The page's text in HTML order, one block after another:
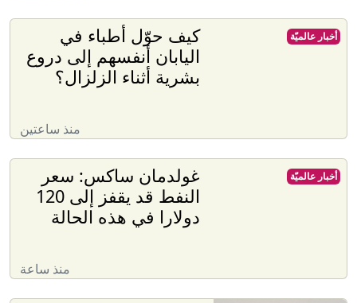
كيف حوّل أطباء في
اليابان أنفسهم إلى دروع
بشرية أثناء الزلزال؟
منذ ساعتين
أخبار عالميّة
غولدمان ساكس: سعر
النفط قد يقفز إلى 120
دولارا في هذه الحالة
منذ ساعة
أخبار عالميّة